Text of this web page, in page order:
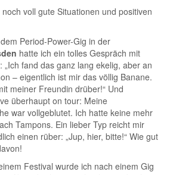
voll gute Situationen und positiven
Period-Power-Gig in der
hatte ich ein tolles Gespräch mit
„Ich fand das ganz lang ekelig, aber an
– eigentlich ist mir das völlig Banane.
meiner Freundin drüber!“ Und
überhaupt on tour: Meine
war vollgeblutet. Ich hatte keine mehr
Tampons. Ein lieber Typ reicht mir
einen rüber: „Jup, hier, bitte!“ Wie gut
Festival wurde ich nach einem Gig